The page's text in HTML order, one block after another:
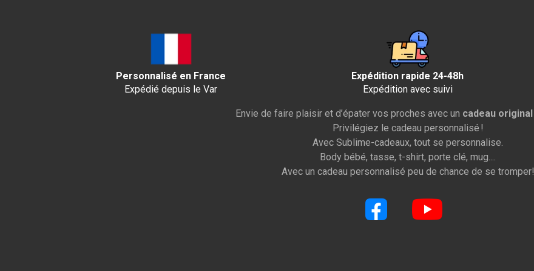
Personnalisé en France
Expédié depuis le Var
Expédition rapide 24-48h
Expédition avec suivi
Envie de faire plaisir et d’épater vos proches avec un cadeau original
Privilégiez le cadeau personnalisé !
Avec Sublime-cadeaux, tout se personnalise.
Body bébé, tasse, t-shirt, porte clé, mug....
Avec un cadeau personnalisé peu de chance de se tromper!